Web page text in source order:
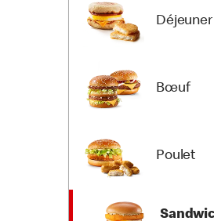
Déjeuner
Bœuf
Poulet